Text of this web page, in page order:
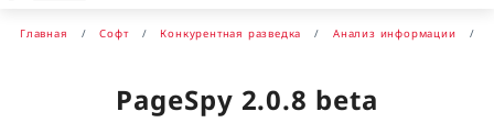
Главная Софт Конкурентная разведка Анализ информации
PageSpy 2.0.8 beta